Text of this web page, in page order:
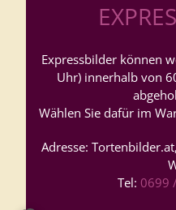
Expressbilder können
Uhr) innerhalb von
Wählen Sie dafür im
Adresse:
Tel: 0699